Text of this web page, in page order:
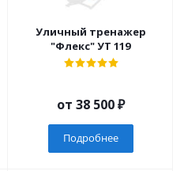
Уличный тренажер
"Флекс" УТ 119
от 38 500 ₽
Подробнее